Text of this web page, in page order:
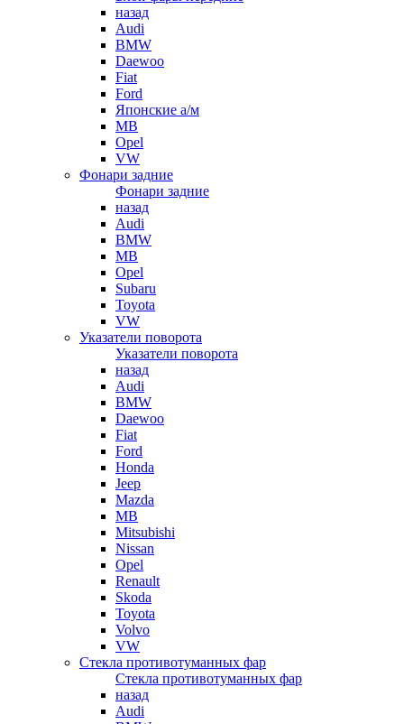
назад
Audi
BMW
Daewoo
Fiat
Ford
Японские а/м
MB
Opel
VW
Фонари задние
Фонари задние
назад
Audi
BMW
MB
Opel
Subaru
Toyota
VW
Указатели поворота
Указатели поворота
назад
Audi
BMW
Daewoo
Fiat
Ford
Honda
Jeep
Mazda
MB
Mitsubishi
Nissan
Opel
Renault
Skoda
Toyota
Volvo
VW
Стекла противотуманных фар
Стекла противотуманных фар
назад
Audi